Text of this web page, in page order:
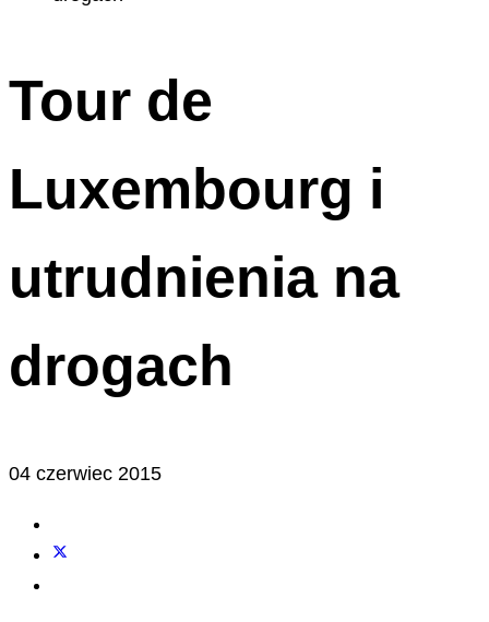
Tour de
Luxembourg i
utrudnienia na
drogach
04 czerwiec 2015